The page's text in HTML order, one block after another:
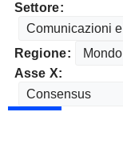
Settore:
Regione:
Asse X: